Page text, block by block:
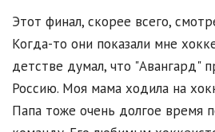
Этот финал, скорее всего,
Когда-то они показали мне
детстве думал, что "Авангард"
Россию. Моя мама ходила на
Папа тоже очень долгое время